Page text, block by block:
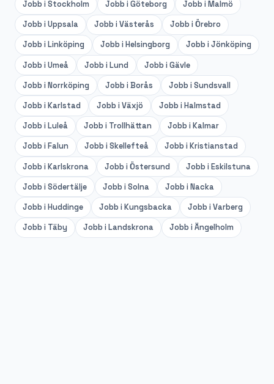
Jobb iStockholm Jobb iGöteborg Jobb iMalmö
Jobb iUppsala Jobb iVästerås Jobb iÖrebro
Jobb iLinköping Jobb iHelsingborg Jobb iJönköping
Jobb iUmeå Jobb iLund Jobb iGävle
Jobb iNorrköping Jobb iBorås Jobb iSundsvall
Jobb iKarlstad Jobb iVäxjö Jobb iHalmstad
Jobb iLuleå Jobb i Trollhättan Jobb iKalmar
Jobb iFalun Jobb iSkellefteå Jobb iKristianstad
Jobb iKarlskrona Jobb iÖstersund Jobb iEskilstuna
Jobb iSödertälje Jobb iSolna Jobb iNacka
Jobb iHuddinge Jobb iKungsbacka Jobb iVarberg
Jobb i Täby Jobb iLandskrona Jobb iÄngelholm